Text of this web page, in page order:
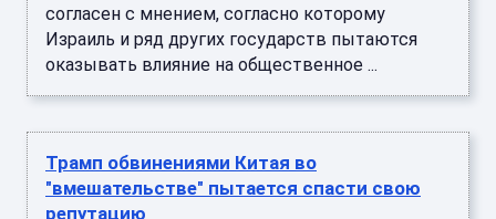
согласен с мнением, согласно которому
Израиль и ряд других государств пытаются
оказывать влияние на общественное ...
Трамп обвинениями Китая во
"вмешательстве" пытается спасти свою
репутацию